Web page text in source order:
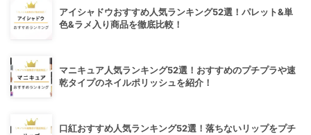
アイシャドウおすすめ人気ランキング52選！パレット&単
色&ラメ入り商品を徹底比較！
マニキュア人気ランキング52選！おすすめのプチプラや速
乾タイプのネイルポリッシュを紹介！
口紅おすすめ人気ランキング52選！落ちないリップをプチ